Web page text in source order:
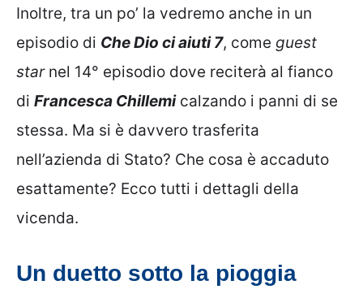
Inoltre, tra un po’ la vedremo anche in un
episodio di Che Dio ci aiuti 7, come guest
starnel 14° episodio dove reciterà al fianco
di Francesca Chillemicalzando i panni di se
stessa. Ma si è davvero trasferita
nell’azienda di Stato? Che cosa è accaduto
esattamente? Ecco tutti i dettagli della
vicenda.
Un duetto sotto la pioggia